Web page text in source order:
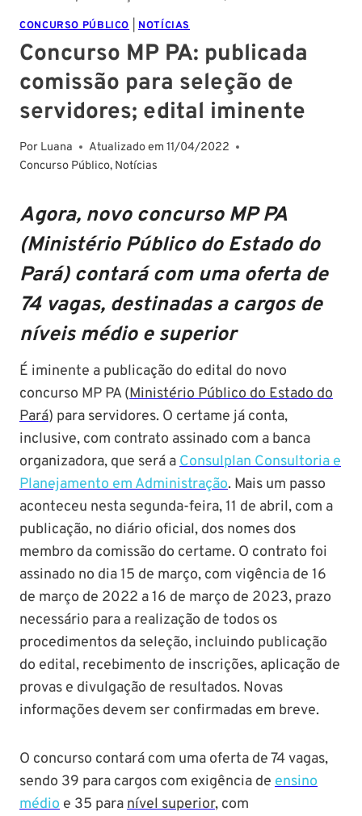
CONCURSO PÚBLICO NOTÍCIAS
Concurso MP PA: publicada
comissão para seleção de
servidores; edital iminente
Por Luana Atualizado em 11/04/2022
Concurso Público, Notícias
Agora, novo concurso MP PA
(Ministério Público do Estado do
Pará) contará com uma oferta de
74 vagas, destinadas a cargos de
níveis médio e superior
É iminente a publicação do edital do novo
concurso MP PA (Ministério Público do Estado do
Pará) para servidores. O certame já conta,
inclusive, com contrato assinado com a banca
organizadora, que será aConsulplan Consultoria e
Planejamento em Administração. Mais um passo
aconteceu nesta segunda-feira, 11 de abril, com a
publicação, no diário oficial, dos nomes dos
membro da comissão do certame. O contrato foi
assinado no dia 15 de março, com vigência de 16
de março de 2022 a 16 de março de 2023, prazo
necessário para a realização de todos os
procedimentos da seleção, incluindo publicação
do edital, recebimento de inscrições, aplicação de
provas e divulgação de resultados. Novas
informações devem ser confirmadas em breve.
O concurso contará com uma oferta de 74 vagas,
sendo 39 para cargos com exigência de ensino
médio e 35 paranível superior, com